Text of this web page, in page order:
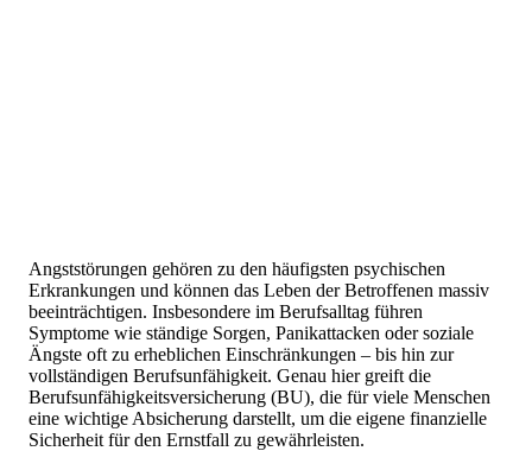
Angststörungen gehören zu den häufigsten psychischen
Erkrankungen und können das Leben der Betroffenen massiv
beeinträchtigen. Insbesondere im Berufsalltag führen
Symptome wie ständige Sorgen, Panikattacken oder soziale
Ängste oft zu erheblichen Einschränkungen – bis hin zur
vollständigen Berufsunfähigkeit. Genau hier greift die
Berufsunfähigkeitsversicherung (BU), die für viele Menschen
eine wichtige Absicherung darstellt, um die eigene finanzielle
Sicherheit für den Ernstfall zu gewährleisten.